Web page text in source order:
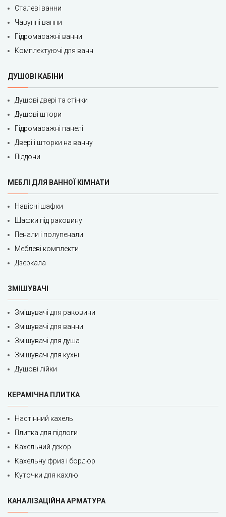
Сталеві ванни
Чавунні ванни
Гідромасажні ванни
Комплектуючі для ванн
ДУШОВІ КАБІНИ
Душові двері та стінки
Душові штори
Гідромасажні панелі
Двері і шторки на ванну
Піддони
МЕБЛІ ДЛЯ ВАННОЇ КІМНАТИ
Навісні шафки
Шафки під раковину
Пенали і полупенали
Меблеві комплекти
Дзеркала
ЗМІШУВАЧІ
Змішувачі для раковини
Змішувачі для ванни
Змішувачі для душа
Змішувачі для кухні
Душові лійки
КЕРАМІЧНА ПЛИТКА
Настінний кахель
Плитка для підлоги
Кахельний декор
Кахельну фриз і бордюр
Куточки для кахлю
КАНАЛІЗАЦІЙНА АРМАТУРА